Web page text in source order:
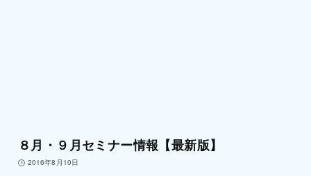
８月・９月セミナー情報【最新版】
2016年8月10日